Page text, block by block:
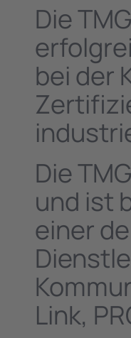
Die
bei der
Die
und ist
einer
Link,